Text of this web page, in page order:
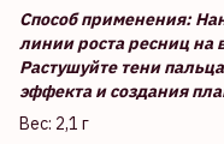
Способ применения:
линии роста ресниц на
Растушуйте тени
эффекта и создания
Вес: 2,1 г